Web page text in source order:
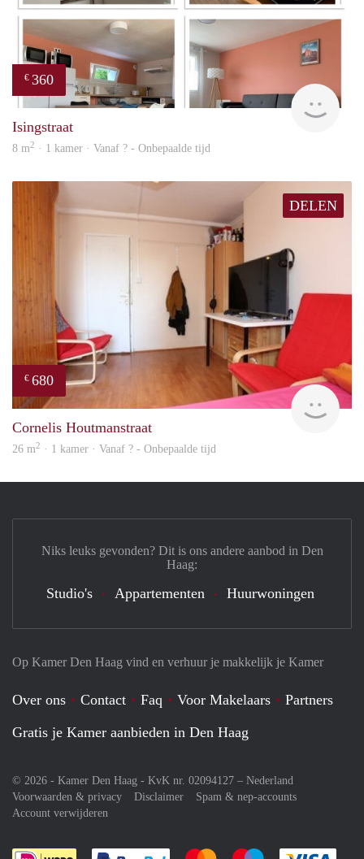
€ 360
Isingstraat
8 m2 · 1 kamer · Vanaf ? - Onbepaalde tijd
DELEN
€ 680
Cornelis Houtmanstraat
26 m2 · 1 kamer · Vanaf ? - Onbepaalde tijd
Op Kamer Den Haag vind en verhuur je makkelijk je Kamer
Over ons Contact Faq Voor Makelaars
Partners
Gratis je Kamer aanbieden in Den Haag
© 2026 - Kamer Den Haag - KvK nr. 02094127 – Nederland
Voorwaarden & privacy
Disclaimer
Spam & nep-accounts
Account verwijderen
Niks leuks gevonden? Dit is ons andere aanbod in Den
Haag:
Studio's Appartementen Huurwoningen